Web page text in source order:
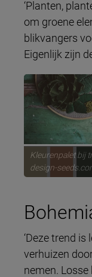
‘Planten,
om groene
blikvangers
Eigenlijk zijn
Kleurenpalet bij
design-
‘Deze trend
verhuizen
nemen.